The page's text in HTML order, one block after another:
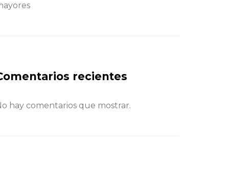
recientes
hay comentarios que mostrar.